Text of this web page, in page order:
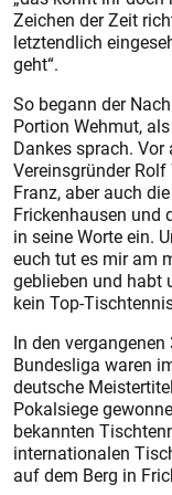
Zeichen der Zeit
letztendlich
geht“.
So begann der
Portion Wehmut,
Dankes sprach.
Vereinsgründer
Franz, aber auch
Frickenhausen und
in seine Worte ein.
euch tut es mir am
geblieben und habt
kein Top-
In den
Bundesliga waren
deutsche
Pokalsiege
bekannten
internationalen
auf dem Berg in